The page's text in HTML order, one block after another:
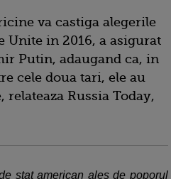
va castiga alegerile
Unite in 2016, a asigurat
Putin, adaugand ca, in
cele doua tari, ele au
Russia Today,
stat american ales de poporul